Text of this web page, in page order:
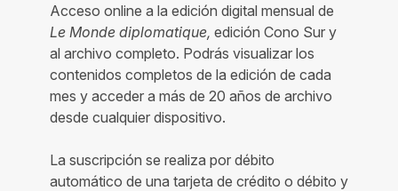
Acceso online a la edición digital mensual de
Le Monde diplomatique, edición Cono Sur y
al archivo completo. Podrás visualizar los
contenidos completos de la edición de cada
mes y acceder a más de 20 años de archivo
desde cualquier dispositivo.
La suscripción se realiza por débito
automático de una tarjeta de crédito o débito y